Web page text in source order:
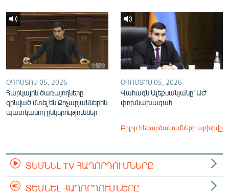
ՕԳՈՍՏՈՍ 05, 2026
Հարկային ծառայողները
զինված մտել են Քոչարյաններին
պատկանող ընկերություններ
ՕԳՈՍՏՈՍ 05, 2026
Վահագն Ալեքսանյանը՝ ԱԺ
փոխնախագահ
Բոլոր հեռարձակումների արխիվը
ՏԵՍՆԵԼ TV ՀԱՂՈՐԴՈՒՄՆԵՐԸ
ՏԵՍՆԵԼ ՀԱՂՈՐԴՈՒՄՆԵՐԸ